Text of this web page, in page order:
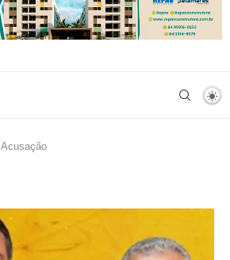
Acusação